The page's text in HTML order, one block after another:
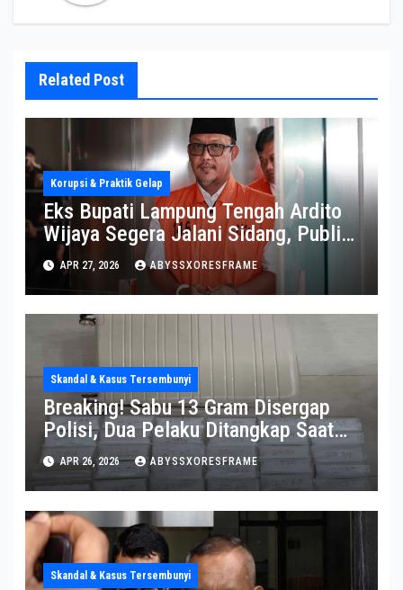
Related Post
Korupsi & Praktik Gelap
Eks Bupati Lampung Tengah Ardito
Wijaya Segera Jalani Sidang, Publik
Soroti Perkembangannya
APR 27, 2026 ABYSSXORESFRAME
Skandal & Kasus Tersembunyi
Breaking! Sabu 13 Gram Disergap
Polisi, Dua Pelaku Ditangkap Saat
Operasi Berlangsung Di Tempat
APR 26, 2026 ABYSSXORESFRAME
Skandal & Kasus Tersembunyi